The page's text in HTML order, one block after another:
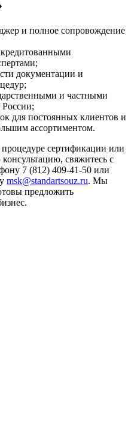
и полное сопровождение
документации и
и частными
России;
для постоянных клиентов и
ассортиментом.
сертификации или
свяжитесь с
7 (812) 409-41-50 или
msk@standartsouz.ru. Мы
предложить